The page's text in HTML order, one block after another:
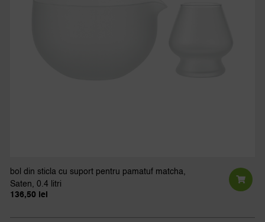
bol din sticla cu suport pentru pamatuf matcha,
Saten, 0.4 litri
136,50
lei